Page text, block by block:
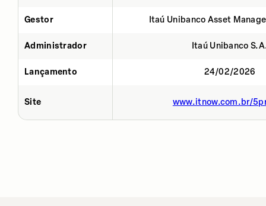
Gestor Itaú Unibanco Asset
Administrador Itaú Unibanco
Lançamento 24/02/2026
Site www.itnow.com.br/